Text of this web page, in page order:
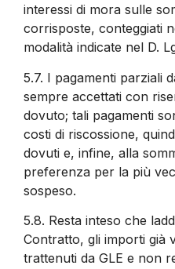
interessi di mora sulle
corrisposte, conteggiati
modalità indicate nel D.
5.7. I pagamenti parziali
sempre accettati con
dovuto; tali pagamenti
costi di riscossione,
dovuti e, infine, alla
preferenza per la più
sospeso.
5.8. Resta inteso che
Contratto, gli importi già
trattenuti da GLE e non